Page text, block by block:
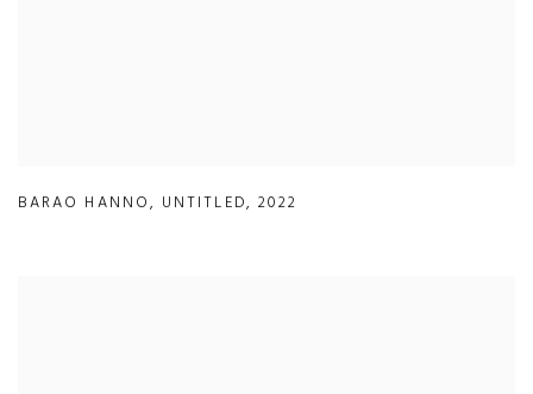
BARAO HANNO, UNTITLED, 2022